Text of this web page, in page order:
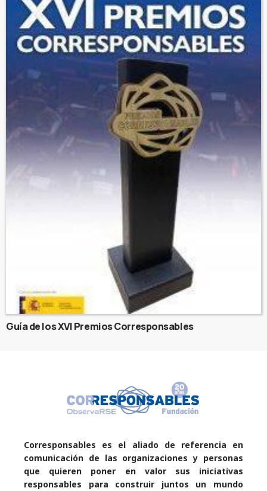
Guía de los XVI Premios Corresponsables
Corresponsables es el aliado de referencia en
comunicación de las organizaciones y personas
que quieren poner en valor sus iniciativas
responsables para construir juntos un mundo